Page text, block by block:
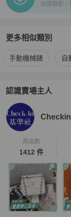
出貨錄影
更多相似類別
更多ROLEX男錶 相
手動機械錶 自
認識賣場主人
PopChill 拍拍圈嚴
商品數
1412 件